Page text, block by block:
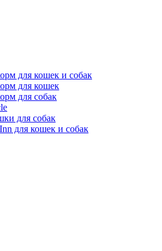
для кошек и собак
для кошек
для собак
для собак
для кошек и собак